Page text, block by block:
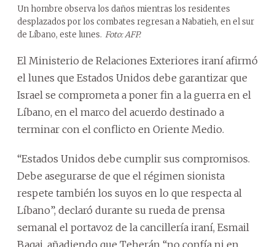
Un hombre observa los daños mientras los residentes
desplazados por los combates regresan a Nabatieh, en el sur
de Líbano, este lunes. Foto: AFP.
El Ministerio de Relaciones Exteriores iraní afirmó
el lunes que Estados Unidos debe garantizar que
Israel se comprometa a poner fin a la guerra en el
Líbano, en el marco del acuerdo destinado a
terminar con el conflicto en Oriente Medio.
“Estados Unidos debe cumplir sus compromisos.
Debe asegurarse de que el régimen sionista
respete también los suyos en lo que respecta al
Líbano”, declaró durante su rueda de prensa
semanal el portavoz de la cancillería iraní, Esmail
Baqai, añadiendo que Teherán “no confía ni en